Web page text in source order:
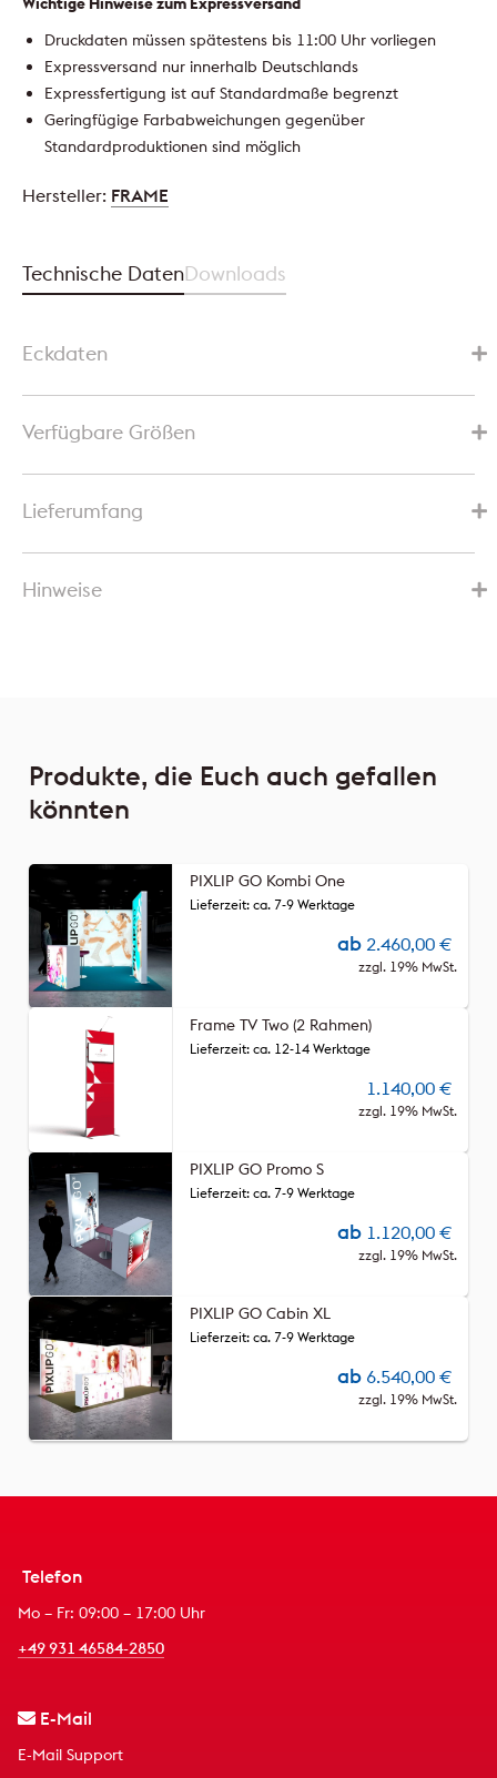
Druckdaten müssen spätestens bis 11:00 Uhr vorliegen
Expressversand nur innerhalb Deutschlands
Expressfertigung ist auf Standardmaße begrenzt
Geringfügige Farbabweichungen gegenüber
Standardproduktionen sind möglich
Hersteller: FRAME
Technische DatenDownloads
Eckdaten
Verfügbare Größen
Lieferumfang
Hinweise
Produkte, die Euch auch gefallen
könnten
PIXLIP GO Kombi One
ab 2.460,00 €
zzgl. 19% MwSt.
Lieferzeit: ca. 7-9 Werktage
Frame TV Two (2 Rahmen)
Lieferzeit: ca. 12-14 Werktage
1.140,00 €
zzgl. 19% MwSt.
PIXLIP GO Promo S
ab 1.120,00 €
zzgl. 19% MwSt.
Lieferzeit: ca. 7-9 Werktage
PIXLIP GO Cabin XL
ab 6.540,00 €
zzgl. 19% MwSt.
Lieferzeit: ca. 7-9 Werktage
Telefon
Mo – Fr: 09:00 – 17:00 Uhr
+49 931 46584-2850
E-Mail
E-Mail Support